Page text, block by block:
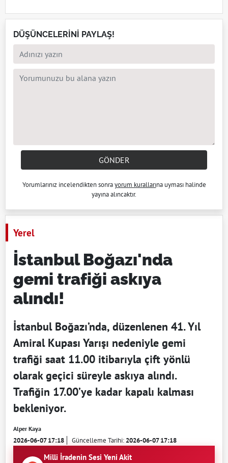
DÜŞÜNCELERİNİ PAYLAŞ!
GÖNDER
Yorumlarınız incelendikten sonrayorum kurallarına uyması halinde
yayına alıncaktır.
Yerel
İstanbul Boğazı'nda
gemi trafiği askıya
alındı!
İstanbul Boğazı’nda, düzenlenen 41. Yıl
Amiral Kupası Yarışı nedeniyle gemi
trafiği saat 11.00 itibarıyla çift yönlü
olarak geçici süreyle askıya alındı.
Trafiğin 17.00’ye kadar kapalı kalması
bekleniyor.
Alper Kaya
2026-06-07 17:18 Güncelleme Tarihi:2026-06-07 17:18
Milli İradenin Sesi Yeni Akit